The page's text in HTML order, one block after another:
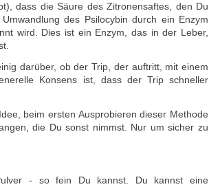
dass die Säure des Zitronensaftes, den Du
des Psilocybin durch ein Enzym
wird. Dies ist ein Enzym, das in der Leber,
darüber, ob der Trip, der auftritt, mit einem
Konsens ist, dass der Trip schneller
beim ersten Ausprobieren dieser Methode
die Du sonst nimmst. Nur um sicher zu
- so fein Du kannst. Du kannst eine